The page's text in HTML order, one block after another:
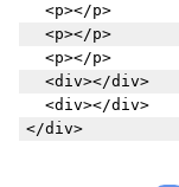
  <p></p>
  <p></p>
  <p></p>
  <div></div>
  <div></div>